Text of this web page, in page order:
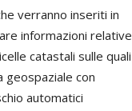
verranno inseriti in
informazioni relative
catastali sulle quali
con
automatici